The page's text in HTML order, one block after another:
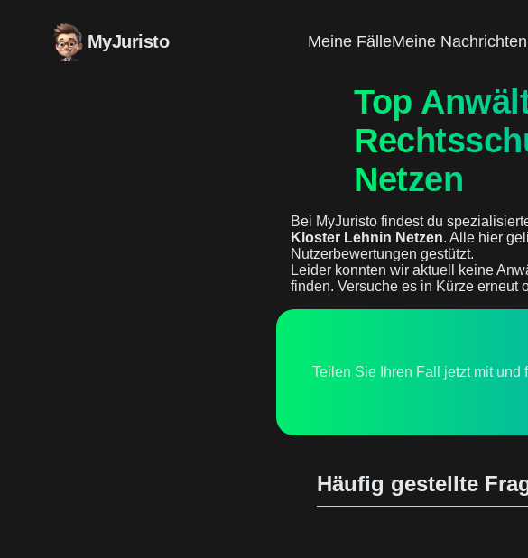
MyJuristo Meine FälleMeine Nachrichten
Top
Netzen
Bei MyJuristo findest du
Kloster Lehnin Netzen. Alle hier
Nutzerbewertungen gestützt.
Leider konnten wir aktuell keine
finden. Versuche es in Kürze erneut
Teilen Sie Ihren Fall jetzt mit
Häufig gestellte